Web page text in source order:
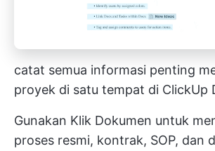
catat semua informasi penting
proyek di satu tempat di ClickUp
Gunakan Klik Dokumen untuk
proses resmi, kontrak, SOP, dan